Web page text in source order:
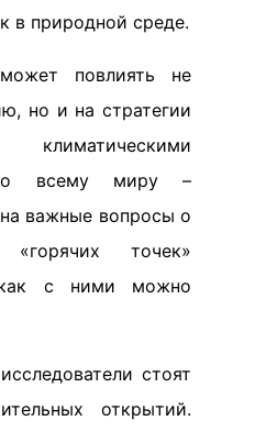
в природной среде.
повлиять не
но и на стратегии
всему миру –
важные вопросы о
точек»
с ними можно
исследователи стоят
открытий.